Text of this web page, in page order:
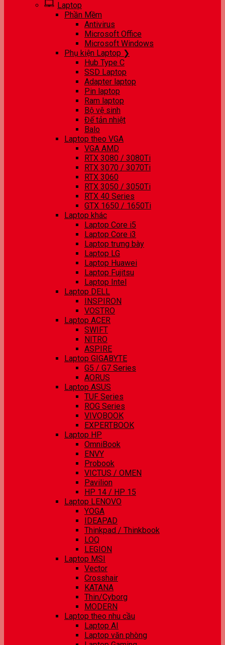
Laptop
Phần Mềm
Antivirus
Microsoft Office
Microsoft Windows
Phụ kiện Laptop ❯
Hub Type C
SSD Laptop
Adapter laptop
Pin laptop
Ram laptop
Bộ vệ sinh
Đế tản nhiệt
Balo
Laptop theo VGA
VGA AMD
RTX 3080 / 3080Ti
RTX 3070 / 3070Ti
RTX 3060
RTX 3050 / 3050Ti
RTX 40 Series
GTX 1650 / 1650Ti
Laptop khác
Laptop Core i5
Laptop Core i3
Laptop trưng bày
Laptop LG
Laptop Huawei
Laptop Fujitsu
Laptop Intel
Laptop DELL
INSPIRON
VOSTRO
Laptop ACER
SWIFT
NITRO
ASPIRE
Laptop GIGABYTE
G5 / G7 Series
AORUS
Laptop ASUS
TUF Series
ROG Series
VIVOBOOK
EXPERTBOOK
Laptop HP
OmniBook
ENVY
Probook
VICTUS / OMEN
Pavilion
HP 14 / HP 15
Laptop LENOVO
YOGA
IDEAPAD
Thinkpad / Thinkbook
LOQ
LEGION
Laptop MSI
Vector
Crosshair
KATANA
Thin/Cyborg
MODERN
Laptop theo nhu cầu
Laptop AI
Laptop văn phòng